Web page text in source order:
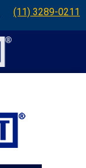
(11) 3289-0211